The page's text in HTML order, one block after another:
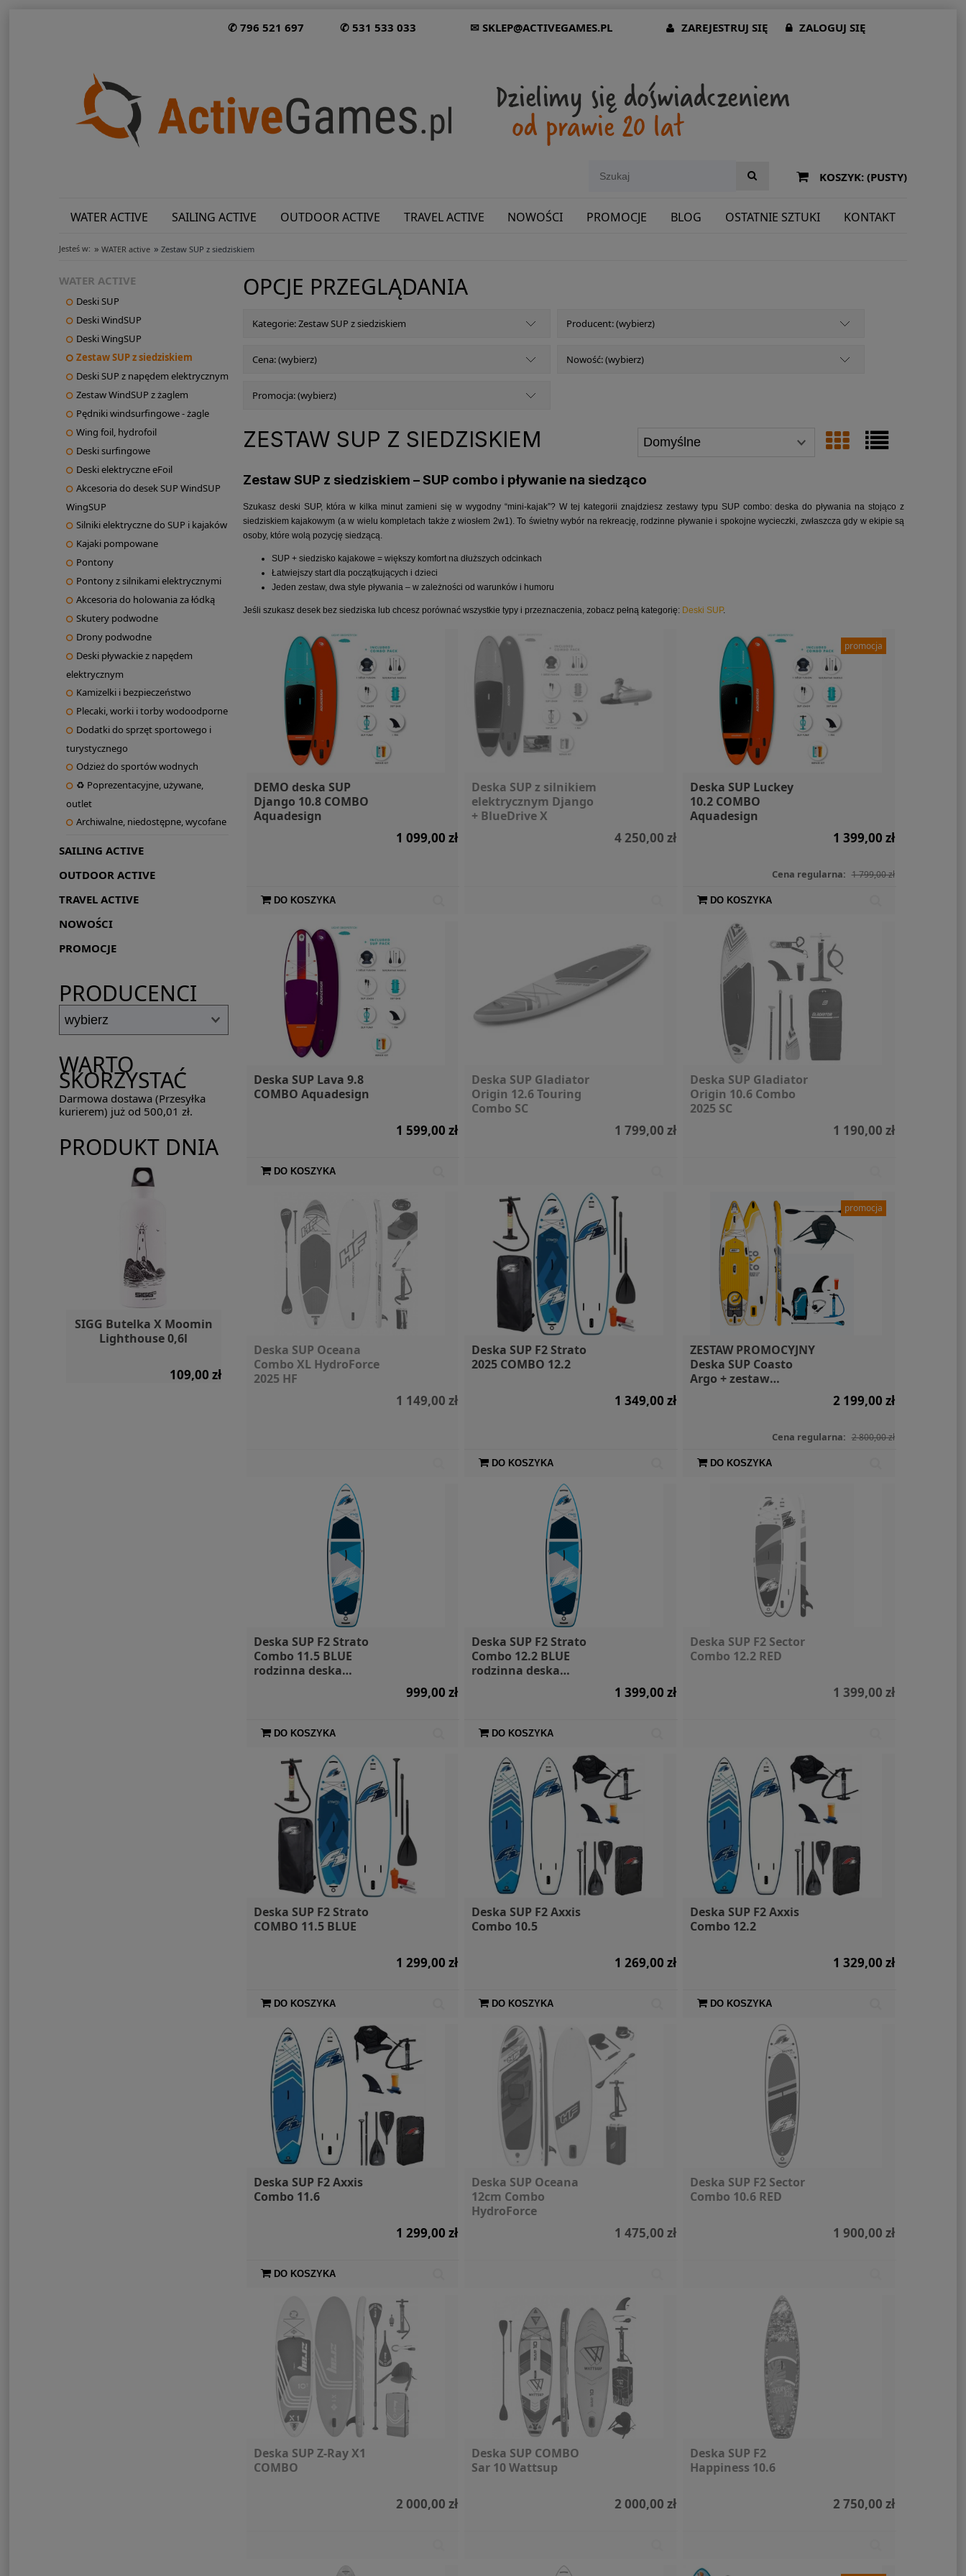
✆ 796 521 697 ✆ 531 533 033 ✉ SKLEP@ACTIVEGAMES.PL ZAREJESTRUJ SIĘ ZALOGUJ SIĘ
KOSZYK: (PUSTY)
WATER ACTIVE SAILING ACTIVE OUTDOOR ACTIVE TRAVEL ACTIVE NOWOŚCI PROMOCJE BLOG OSTATNIE SZTUKI KONTAKT
Jesteś w: » WATER active » Zestaw SUP z siedziskiem
WATER ACTIVE
Deski SUP
Deski WindSUP
Deski WingSUP
Zestaw SUP z siedziskiem
Deski SUP z napędem elektrycznym
Zestaw WindSUP z żaglem
Pędniki windsurfingowe - żagle
Wing foil, hydrofoil
Deski surfingowe
Deski elektryczne eFoil
Akcesoria do desek SUP WindSUP
WingSUP
Silniki elektryczne do SUP i kajaków
Kajaki pompowane
Pontony
Pontony z silnikami elektrycznymi
Akcesoria do holowania za łódką
Skutery podwodne
Drony podwodne
Deski pływackie z napędem
elektrycznym
Kamizelki i bezpieczeństwo
Plecaki, worki i torby wodoodporne
Dodatki do sprzęt sportowego i
turystycznego
Odzież do sportów wodnych
♻ Poprezentacyjne, używane,
outlet
Archiwalne, niedostępne, wycofane
SAILING ACTIVE
OUTDOOR ACTIVE
TRAVEL ACTIVE
NOWOŚCI
PROMOCJE
PRODUCENCI
WARTO
SKORZYSTAĆ
Darmowa dostawa (Przesyłka
kurierem) już od 500,01 zł.
PRODUKT DNIA
SIGG Butelka X Moomin
Lighthouse 0,6l
109,00 zł
Skuter podwodny /
Waydoo Subnado
SIGG Butelka Mountain
Skuter podwodny /
napęd elektryczny
Waydoo Subnado Plus z
4 160,00 zł
SIGG Butelka Mountain
OPCJE PRZEGLĄDANIA
Kategorie: Zestaw SUP z siedziskiem Producent: (wybierz)
Cena: (wybierz) Nowość: (wybierz)
Promocja: (wybierz)
ZESTAW SUP Z SIEDZISKIEM
Zestaw SUP z siedziskiem – SUP combo i pływanie na siedząco
Szukasz deski SUP, która w kilka minut zamieni się w wygodny “mini-kajak”? W tej kategorii znajdziesz zestawy typu SUP combo: deska do pływania na stojąco z
siedziskiem kajakowym (a w wielu kompletach także z wiosłem 2w1). To świetny wybór na rekreację, rodzinne pływanie i spokojne wycieczki, zwłaszcza gdy w ekipie są
osoby, które wolą pozycję siedzącą.
SUP + siedzisko kajakowe = większy komfort na dłuższych odcinkach
Łatwiejszy start dla początkujących i dzieci
Jeden zestaw, dwa style pływania – w zależności od warunków i humoru
Jeśli szukasz desek bez siedziska lub chcesz porównać wszystkie typy i przeznaczenia, zobacz pełną kategorię: Deski SUP.
DEMO deska SUP
Django 10.8 COMBO
Aquadesign
1 099,00 zł
DO KOSZYKA
Deska SUP z silnikiem
elektrycznym Django
+ BlueDrive X
4 250,00 zł
Deska SUP Luckey
10.2 COMBO
Aquadesign
1 399,00 zł
Cena regularna: 1 799,00 zł
DO KOSZYKA
promocja
Deska SUP Lava 9.8
COMBO Aquadesign
1 599,00 zł
DO KOSZYKA
Deska SUP Gladiator
Origin 12.6 Touring
Combo SC
1 799,00 zł
Deska SUP Gladiator
Origin 10.6 Combo
2025 SC
1 190,00 zł
Deska SUP Oceana
Combo XL HydroForce
2025 HF
1 149,00 zł
Deska SUP F2 Strato
2025 COMBO 12.2
1 349,00 zł
DO KOSZYKA
ZESTAW PROMOCYJNY
Deska SUP Coasto
Argo + zestaw
2 199,00 zł
Cena regularna: 2 800,00 zł
DO KOSZYKA
promocja
Deska SUP F2 Strato
Combo 11.5 BLUE
rodzinna deska
999,00 zł
DO KOSZYKA
Deska SUP F2 Strato
Combo 12.2 BLUE
rodzinna deska
1 399,00 zł
DO KOSZYKA
Deska SUP F2 Sector
Combo 12.2 RED
1 399,00 zł
Deska SUP F2 Strato
COMBO 11.5 BLUE
1 299,00 zł
DO KOSZYKA
Deska SUP F2 Axxis
Combo 10.5
1 269,00 zł
DO KOSZYKA
Deska SUP F2 Axxis
Combo 12.2
1 329,00 zł
DO KOSZYKA
Deska SUP F2 Axxis
Combo 11.6
1 299,00 zł
DO KOSZYKA
Deska SUP Oceana
12cm Combo
HydroForce
1 475,00 zł
Deska SUP F2 Sector
Combo 10.6 RED
1 900,00 zł
Deska SUP Z-Ray X1
COMBO
2 000,00 zł
Deska SUP COMBO
Sar 10 Wattsup
2 000,00 zł
Deska SUP F2
Happiness 10.6
2 750,00 zł